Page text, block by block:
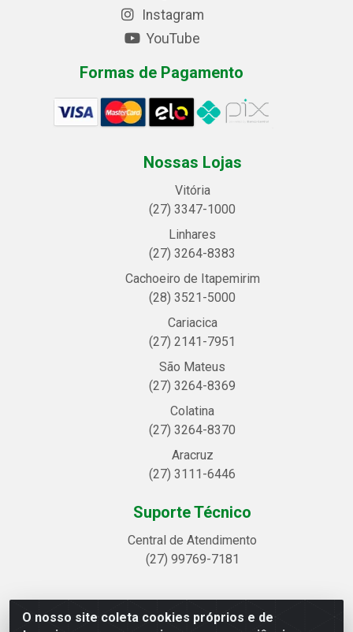
O nosso site coleta cookies próprios e de
Instagram
YouTube
Formas de Pagamento
Nossas Lojas
Vitória
(27) 3347-1000
Linhares
(27) 3264-8383
Cachoeiro de Itapemirim
(28) 3521-5000
Cariacica
(27) 2141-7951
São Mateus
(27) 3264-8369
Colatina
(27) 3264-8370
Aracruz
(27) 3111-6446
Suporte Técnico
Central de Atendimento
(27) 99769-7181
Linhavix Distribuidora LTDA - Avenida Alegre, 2521 -